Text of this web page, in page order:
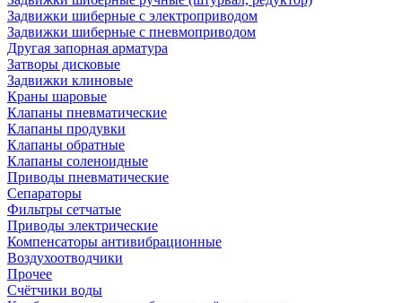
Задвижки шиберные с электроприводом
Задвижки шиберные с пневмоприводом
Другая запорная арматура
Затворы дисковые
Задвижки клиновые
Краны шаровые
Клапаны пневматические
Клапаны продувки
Клапаны обратные
Клапаны соленоидные
Приводы пневматические
Сепараторы
Фильтры сетчатые
Приводы электрические
Компенсаторы антивибрационные
Воздухоотводчики
Прочее
Счётчики воды